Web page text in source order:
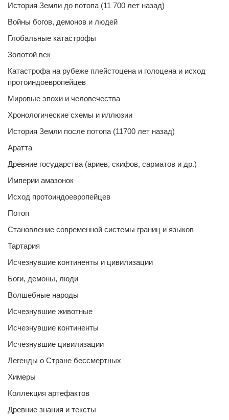
История Земли до потопа (11 700 лет назад)
Войны богов, демонов и людей
Глобальные катастрофы
Золотой век
Катастрофа на рубеже плейстоцена и голоцена и исход
протоиндоевропейцев
Мировые эпохи и человечества
Хронологические схемы и иллюзии
История Земли после потопа (11700 лет назад)
Аратта
Древние государства (ариев, скифов, сарматов и др.)
Империи амазонок
Исход протоиндоевропейцев
Потоп
Становление современной системы границ и языков
Тартария
Исчезнувшие континенты и цивилизации
Боги, демоны, люди
Волшебные народы
Исчезнувшие животные
Исчезнувшие континенты
Исчезнувшие цивилизации
Легенды о Стране бессмертных
Химеры
Коллекция артефактов
Древние знания и тексты